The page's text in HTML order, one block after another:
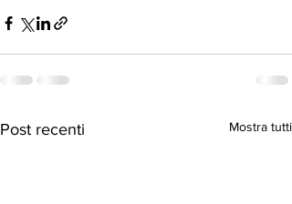
Post recenti Mostra tutti